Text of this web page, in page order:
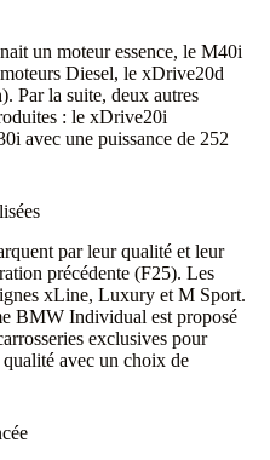
un moteur essence, le M40i
Diesel, le xDrive20d
Par la suite, deux autres
: le xDrive20i
avec une puissance de 252
par leur qualité et leur
précédente (F25). Les
xLine, Luxury et M Sport.
BMW Individual est proposé
exclusives pour
qualité avec un choix de